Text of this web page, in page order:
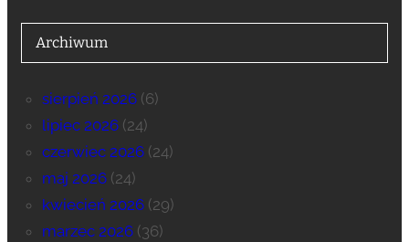
Archiwum
sierpień 2026(6)
lipiec 2026(24)
czerwiec 2026(24)
maj 2026(24)
kwiecień 2026(29)
marzec 2026(36)